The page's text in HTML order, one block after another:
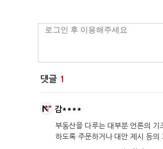
댓글 1
감****
부동산을 다루는 대부분 언론의
하도록 주문하거나 대안 제시 등의